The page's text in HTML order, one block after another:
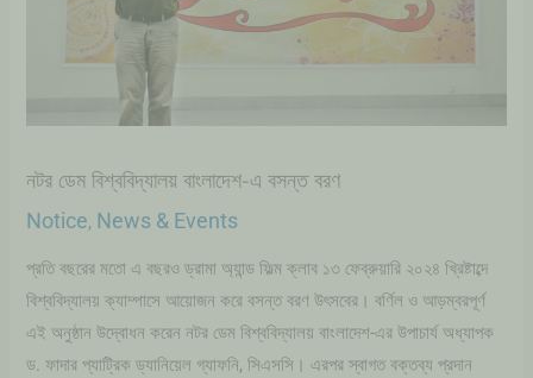
নটর ডেম বিশ্ববিদ্যালয় বাংলাদেশ-এ বসন্ত বরণ
Notice, News & Events
প্রতি বছরের মতো এ বছরও ড্রামা অ্যান্ড ফিল্ম ক্লাব ১৩ ফেব্রুয়ারি ২০২৪ খ্রিষ্টাব্দে
বিশ্ববিদ্যালয় ক্যাম্পাসে আয়োজন করে বসন্ত বরণ উৎসবের। বর্ণিল ও আড়ম্বরপূর্ণ
এই অনুষ্ঠান উদ্বোধন করেন নটর ডেম বিশ্ববিদ্যালয় বাংলাদেশ-এর উপাচার্য অধ্যাপক
ড. ফাদার প্যাট্রিক ড্যানিয়েল গ্যাফনি, সিএসসি। এরপর স্বাগত বক্তব্য প্রদান